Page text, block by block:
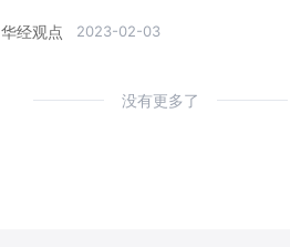
华经观点 2023-02-03
没有更多了